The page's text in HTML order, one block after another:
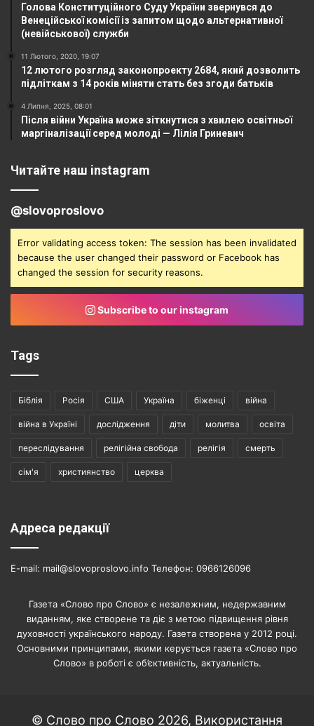
Голова Конституційного Суду України звернувся до
Венеційської комісії із запитом щодо альтернативної
(невійськової) служби
11 Лютого, 2020, 19:07
12 лютого розгляд законопроекту 2684, який дозволить
підліткам з 14 років міняти стать без згоди батьків
4 Липня, 2025, 08:01
Після війни Україна може зіткнутися з хвилею освітньої
маргіналізації серед молоді — Лілія Гриневич
Читайте наш instagram
@slovoproslovo
Error validating access token: The session has been invalidated
because the user changed their password or Facebook has
changed the session for security reasons.
Subscribe to our instagram
Tags
Біблія Росія США Україна біженці війна
війна в Україні дослідження діти молитва освіта
переслідування релігійна свобода релігія смерть
сім'я християнство церква
Адреса редакції
E-mail: mail@slovoproslovo.info Телефон: 0966126096
Газета «Слово про Слово» є незалежним, недержавним
виданням, яке створене та діє з метою підвищення рівня
духовності українського народу. Газета створена у 2012 році.
Основними принципами, якими керується газета «Слово про
Слово» в роботі є об’єктивність, актуальність.
© Слово про Слово 2026, Використання